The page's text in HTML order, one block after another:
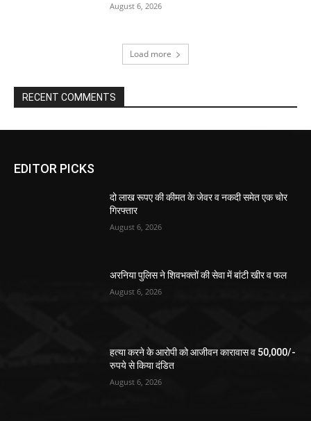
August 6, 2026
Load more
RECENT COMMENTS
EDITOR PICKS
दो लाख रूपए की कीमत के जेवर व नकदी समेत एक चोर
गिरफ्तार
August 6, 2026
अरनिया पुलिस ने शिवभक्तों की सेवा में बांटी खीर व फल
August 6, 2026
हत्या करने के आरोपी को आजीवन कारावास व 50,000/-
रुपये से किया दंडित
August 6, 2026